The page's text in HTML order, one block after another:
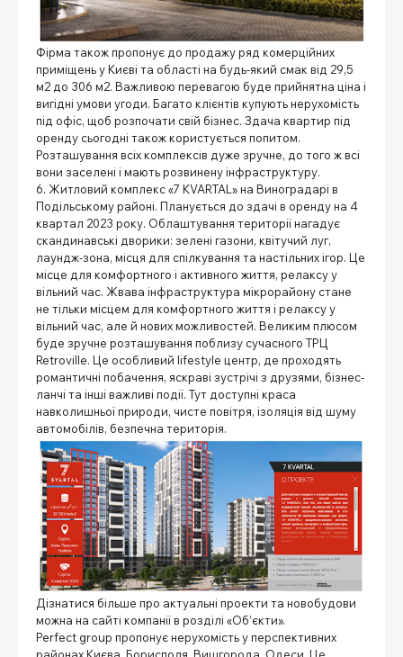
Фірма також пропонує до продажу ряд комерційних
приміщень у Києві та області на будь-який смак від 29,5
м2 до 306 м2. Важливою перевагою буде прийнятна ціна і
вигідні умови угоди. Багато клієнтів купують нерухомість
під офіс, щоб розпочати свій бізнес. Здача квартир під
оренду сьогодні також користується попитом.
Розташування всіх комплексів дуже зручне, до того ж всі
вони заселені і мають розвинену інфраструктуру.
6. Житловий комплекс «7 KVARTAL» на Виноградарі в
Подільському районі. Планується до здачі в оренду на 4
квартал 2023 року. Облаштування території нагадує
скандинавські дворики: зелені газони, квітучий луг,
лаундж-зона, місця для спілкування та настільних ігор. Це
місце для комфортного і активного життя, релаксу у
вільний час. Жвава інфраструктура мікрорайону стане
не тільки місцем для комфортного життя і релаксу у
вільний час, але й нових можливостей. Великим плюсом
буде зручне розташування поблизу сучасного ТРЦ
Retroville. Це особливий lifestyle центр, де проходять
романтичні побачення, яскраві зустрічі з друзями, бізнес-
ланчі та інші важливі події. Тут доступні краса
навколишньої природи, чисте повітря, ізоляція від шуму
автомобілів, безпечна територія.
Дізнатися більше про актуальні проекти та новобудови
можна на сайті компанії в розділі «Об’єкти».
Perfect group пропонує нерухомість у перспективних
районах Києва, Борисполя, Вишгорода, Одеси. Це